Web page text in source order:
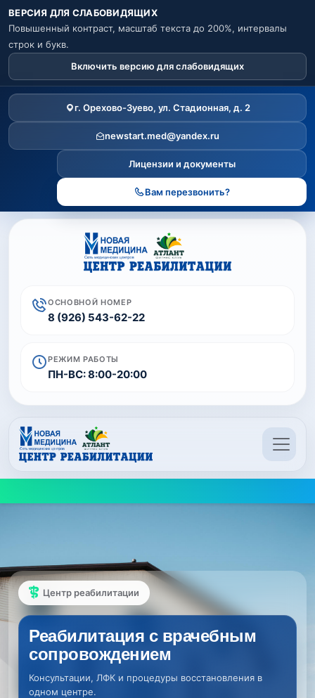
ВЕРСИЯ ДЛЯ СЛАБОВИДЯЩИХ
Повышенный контраст, масштаб текста до 200%, интервалы
строк и букв.
Включить версию для слабовидящих
Режим для слабовидящих выключен.
г. Орехово-Зуево, ул. Стадионная, д. 2
newstart.med@yandex.ru
Лицензии и документы
Вам перезвонить?
ОСНОВНОЙ НОМЕР
8 (926) 543-62-22
РЕЖИМ РАБОТЫ
ПН-ВС: 8:00-20:00
Центр реабилитации
Реабилитация с врачебным
сопровождением
Консультации, ЛФК и процедуры восстановления в
одном центре.